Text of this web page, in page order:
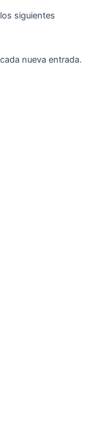
siguientes
nueva entrada.